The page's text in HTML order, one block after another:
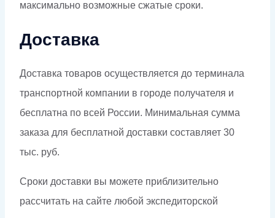
максимально возможные сжатые сроки.
Доставка
Доставка товаров осуществляется до терминала
транспортной компании в городе получателя и
бесплатна по всей России. Минимальная сумма
заказа для бесплатной доставки составляет 30
тыс. руб.
Сроки доставки вы можете приблизительно
рассчитать на сайте любой экспедиторской